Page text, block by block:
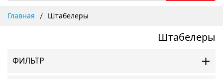
Главная Штабелеры
Штабелеры
ФИЛЬТР